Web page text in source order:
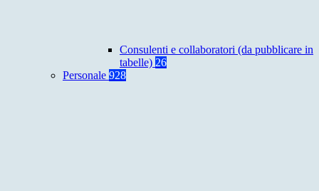
Consulenti e collaboratori (da pubblicare in
tabelle) 26
Personale 928